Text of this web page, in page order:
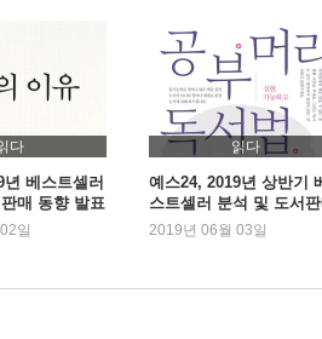
밀려나는 사람들
리를 위한 결혼
로 삼은 녀석
는 폭력
다
년 베스트셀러
매 동향 발표
일
읽다
예스24, 2019년 상반기
스트셀러 분석 및 도서
동향 발표
2019년 06월 03일